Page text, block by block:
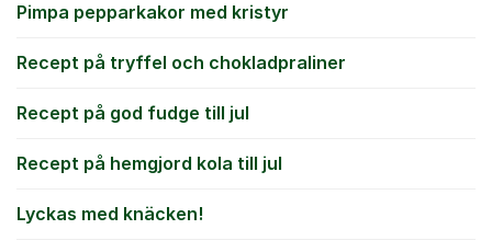
Pimpa pepparkakor med kristyr
Recept på tryffel och chokladpraliner
Recept på god fudge till jul
Recept på hemgjord kola till jul
Lyckas med knäcken!